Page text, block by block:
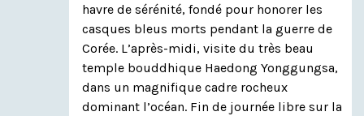
havre de sérénité, fondé pour honorer les
casques bleus morts pendant la guerre de
Corée. L’après-midi, visite du très beau
temple bouddhique Haedong Yonggungsa,
dans un magnifique cadre rocheux
dominant l’océan. Fin de journée libre sur la